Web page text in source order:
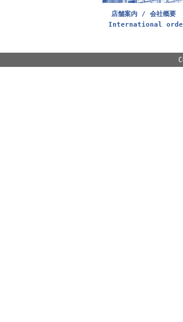
店舗案内 / 会社概要
International